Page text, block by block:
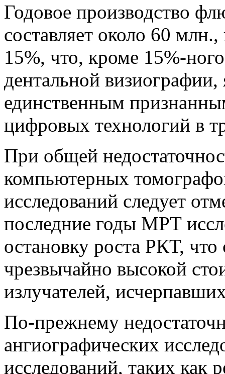
Годовое производство
составляет около 60
15%, что, кроме 15%-
дентальной визиографии,
единственным
цифровых технологий в
При общей
компьютерных
исследований следует
последние годы МРТ
остановку роста РКТ, что
чрезвычайно высокой
излучателей,
По-прежнему
ангиографических
исследований, таких как